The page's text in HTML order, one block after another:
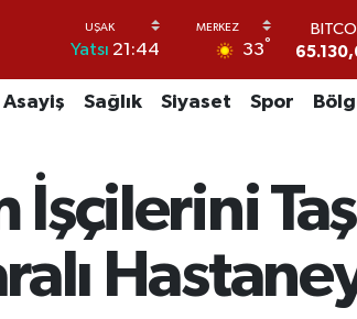
Yatsı 21:44 33°
64,4046
GRAM
13.773
Asayiş Sağlık Siyaset Spor
İşçilerini